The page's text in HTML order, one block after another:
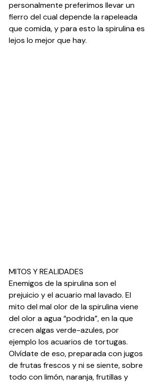
personalmente preferimos llevar un
fierro del cual depende la rapeleada
que comida, y para esto la spirulina es
lejos lo mejor que hay.
MITOS Y REALIDADES
Enemigos de la spirulina son el
prejuicio y el acuario mal lavado. El
mito del mal olor de la spirulina viene
del olor a agua “podrida”, en la que
crecen algas verde-azules, por
ejemplo los acuarios de tortugas.
Olvídate de eso, preparada con jugos
de frutas frescos y ni se siente, sobre
todo con limón, naranja, frutillas y